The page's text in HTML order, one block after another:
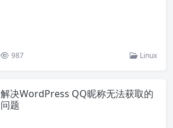
987 Linux
解决WordPress QQ昵称无法获取的
问题